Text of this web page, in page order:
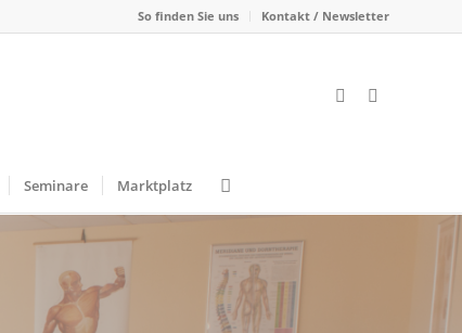
So finden Sie uns Kontakt / Newsletter
Seminare Marktplatz